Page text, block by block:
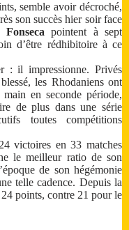
semble avoir décroché,
son succès hier soir face
Fonseca pointent à sept
d’être rédhibitoire à ce
: il impressionne. Privés
les Rhodaniens ont
en seconde période,
de plus dans une série
toutes compétitions
victoires en 33 matches
le meilleur ratio de son
de son hégémonie
telle cadence. Depuis la
points, contre 21 pour le